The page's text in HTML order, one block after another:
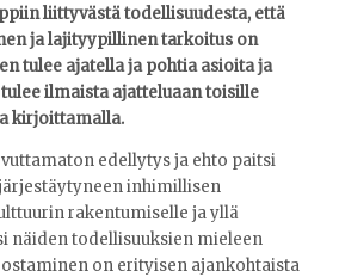
liittyvästä todellisuudesta, että
ja lajityypillinen tarkoitus on
tulee ajatella ja pohtia asioita ja
ilmaista ajatteluaan toisille
kirjoittamalla.
edellytys ja ehto paitsi
inhimillisen
rakentumiselle ja yllä
näiden todellisuuksien mieleen
on erityisen ajankohtaista